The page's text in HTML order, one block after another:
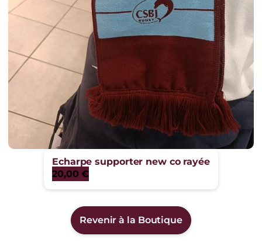
Echarpe supporter new co rayée
20,00€
Revenir à la Boutique